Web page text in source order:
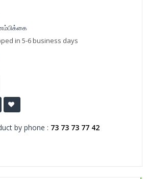
in 5-6 business days
by phone : 73 73 73 77 42